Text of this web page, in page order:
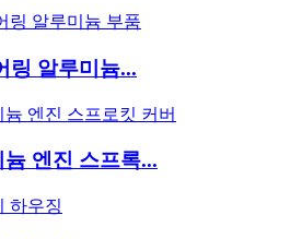
링 알루미늄...
엔진 스프록...